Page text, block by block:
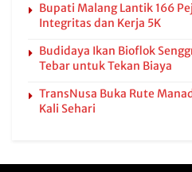
Bupati Malang Lantik 166
Integritas dan Kerja 5K
Budidaya Ikan Bioflok
Tebar untuk Tekan Biaya
TransNusa Buka Rute
Kali Sehari